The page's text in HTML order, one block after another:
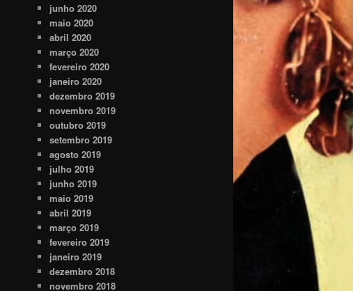
junho 2020
maio 2020
abril 2020
março 2020
fevereiro 2020
janeiro 2020
dezembro 2019
novembro 2019
outubro 2019
setembro 2019
agosto 2019
julho 2019
junho 2019
maio 2019
abril 2019
março 2019
fevereiro 2019
janeiro 2019
dezembro 2018
novembro 2018